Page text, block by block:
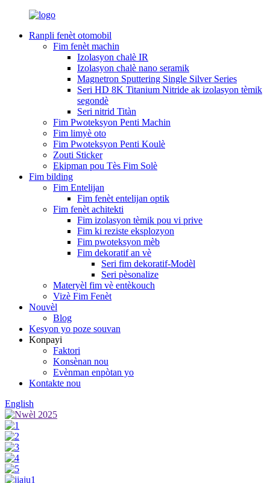
Ranpli fenèt otomobil
Fim fenèt machin
Izolasyon chalè IR
Izolasyon chalè nano seramik
Magnetron Sputtering Single Silver Series
Seri HD 8K Titanium Nitride ak izolasyon tèmik
segondè
Seri nitrid Titàn
Fim Pwoteksyon Penti Machin
Fim limyè oto
Fim Pwoteksyon Penti Koulè
Zouti Sticker
Ekipman pou Tès Fim Solè
Fim bilding
Fim Entelijan
Fim fenèt entelijan optik
Fim fenèt achitekti
Fim izolasyon tèmik pou vi prive
Fim ki reziste eksplozyon
Fim pwoteksyon mèb
Fim dekoratif an vè
Seri fim dekoratif-Modèl
Seri pèsonalize
Materyèl fim vè entèkouch
Vizè Fim Fenèt
Nouvèl
Blog
Kesyon yo poze souvan
Konpayi
Faktori
Konsènan nou
Evènman enpòtan yo
Kontakte nou
English